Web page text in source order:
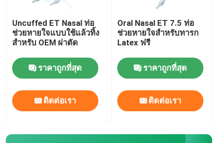
Uncuffed ET Nasal ท่อ
ช่วยหายใจแบบใช้แล้วทิ้ง
สำหรับ OEM ผ่าตัด
ราคาถูกที่สุด
ติดต่อเรา
Oral Nasal ET 7.5 ท่อ
ช่วยหายใจสำหรับทารก
Latex ฟรี
ราคาถูกที่สุด
ติดต่อเรา